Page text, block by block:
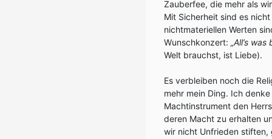
Zauberfee, die mehr als
Mit Sicherheit sind es
nichtmateriellen Werten
Wunschkonzert: „All’s
Welt brauchst, ist Liebe).
Es verbleiben noch die
mehr mein Ding. Ich
Machtinstrument den
deren Macht zu erhalten
wir nicht Unfrieden stiften,